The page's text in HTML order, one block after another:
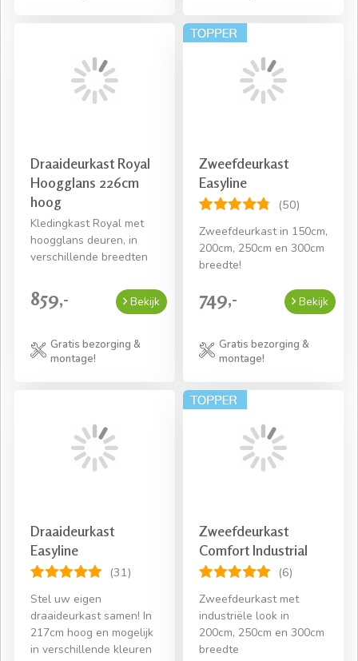
Draaideurkast Royal
Hoogglans 226cm
hoog
Kledingkast Royal met
hoogglans deuren, in
verschillende breedten
859,- Bekijk
Gratis bezorging &
montage!
Zweefdeurkast
Easyline
(50)
Zweefdeurkast in 150cm,
200cm, 250cm en 300cm
breedte!
749,- Bekijk
Gratis bezorging &
montage!
Draaideurkast
Easyline
(31)
Stel uw eigen
draaideurkast samen! In
217cm hoog en mogelijk
in verschillende kleuren
Zweefdeurkast
Comfort Industrial
(6)
Zweefdeurkast met
industriële look in
200cm, 250cm en 300cm
breedte